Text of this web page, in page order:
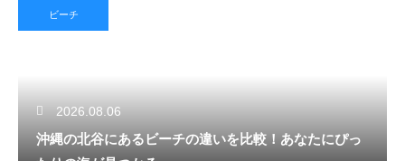
ビーチ
2026.08.06
沖縄の北谷にあるビーチの違いを比較！あなたにぴっ